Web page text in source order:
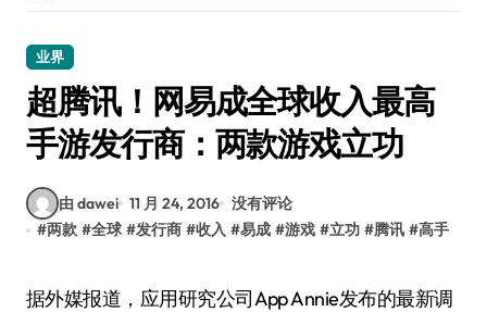
业界
超腾讯！网易成全球收入最高
手游发行商：两款游戏立功
由 dawei 11 月 24, 2016 没有评论
#两款 #全球 #发行商 #收入 #易成 #游戏 #立功 #腾讯 #高手
据外媒报道，应用研究公司App Annie发布的最新调